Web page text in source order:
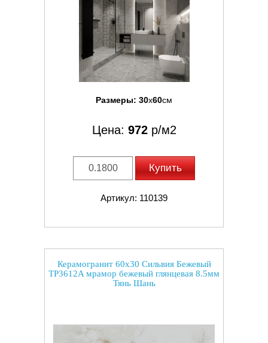
Размеры: 30x60см
Цена: 972р/м2
Купить
Артикул: 110139
Керамогранит 60x30 Сильвия Бежевый
TP3612A мрамор бежевый глянцевая 8.5мм
Тянь Шань